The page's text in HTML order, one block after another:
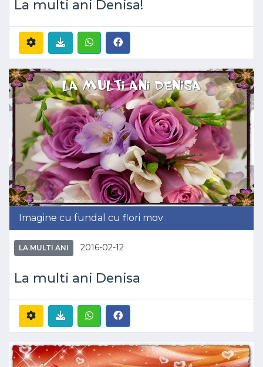
La multi ani Denisa!
Imagine cu fundal cu flori mov
LA MULTI ANI 2016-02-12
La multi ani Denisa